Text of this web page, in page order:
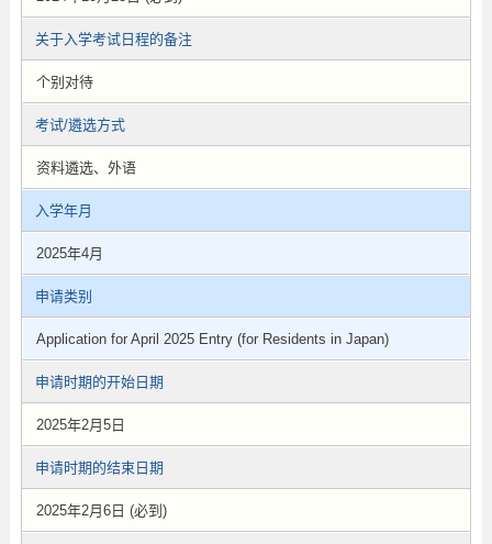
关于入学考试日程的备注
个别对待
考试/遴选方式
资料遴选、外语
入学年月
2025年4月
申请类别
Application for April 2025 Entry (for Residents in Japan)
申请时期的开始日期
2025年2月5日
申请时期的结束日期
2025年2月6日 (必到)